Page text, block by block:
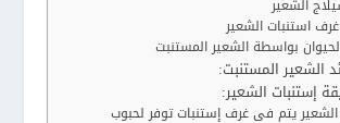
الشعير
استنبات الشعير
بواسطة الشعير المستنبت
الشعير المستنبت:
إستنبات الشعير:
الشعير يتم فى غرف إستنبات توفر لحبوب